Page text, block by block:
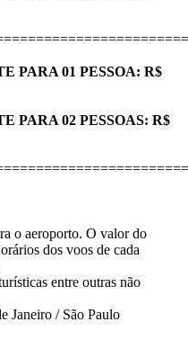
PARA 01 PESSOA: R$
PARA 02 PESSOAS: R$
o aeroporto. O valor do
dos voos de cada
entre outras não
Janeiro / São Paulo